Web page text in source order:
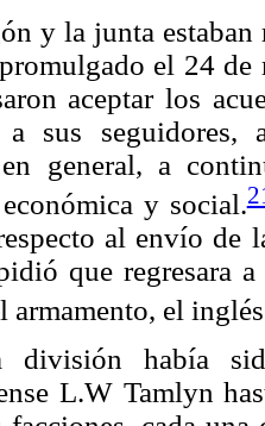
y la junta
el 24 de
aceptar los
a sus
general, a
y social.
al envío de
que regresara
armamento, el
división había
L.W Tamlyn